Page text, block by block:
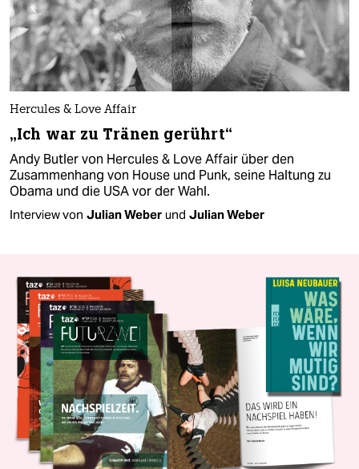
Hercules & Love Affair
„Ich war zu Tränen gerührt“
Andy Butler von Hercules & Love Affair über den
Zusammenhang von House und Punk, seine Haltung zu
Obama und die USA vor der Wahl.
Interview von Julian Weber und Julian Weber